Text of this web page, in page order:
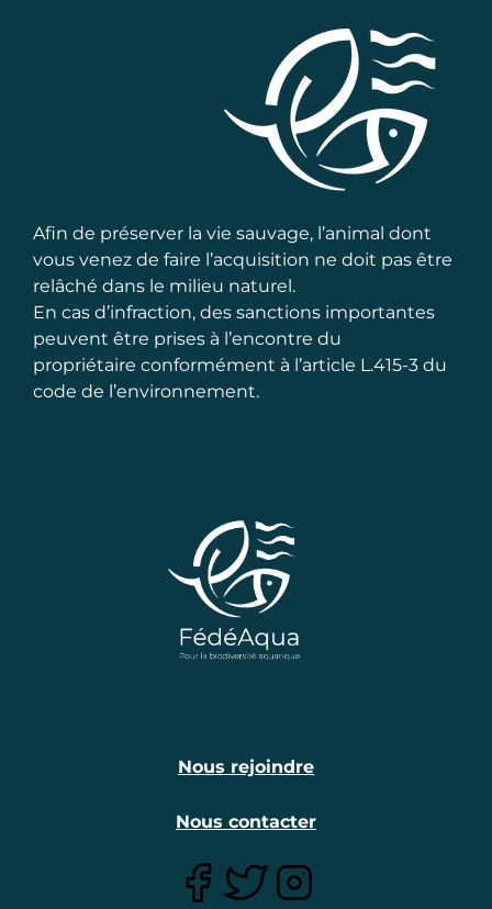
Afin de préserver la vie sauvage, l’animal dont
vous venez de faire l’acquisition ne doit pas être
relâché dans le milieu naturel.
En cas d’infraction, des sanctions importantes
peuvent être prises à l’encontre du
propriétaire conformément à l’article L.415-3 du
code de l’environnement.
Nous rejoindre
Nous contacter